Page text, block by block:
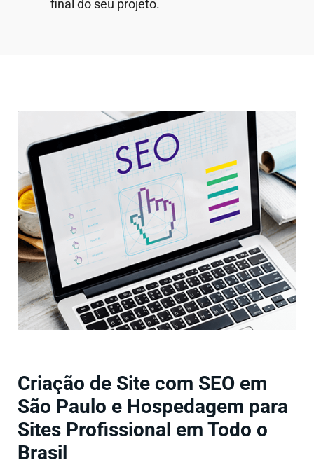
final do seu projeto.
Criação de Site com SEO em
São Paulo e Hospedagem para
Sites Profissional em Todo o
Brasil